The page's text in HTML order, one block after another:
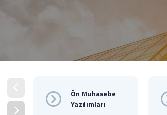
Ön Muhasebe
Yazılımları